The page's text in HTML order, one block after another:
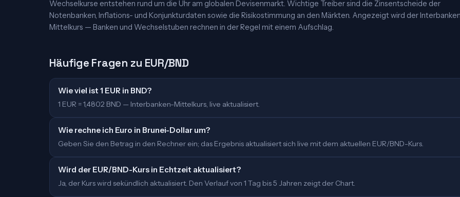
Wechselkurse entstehen rund um die Uhr am globalen Devisenmarkt. Wichtige Treiber sind die Zinsentscheide der
Notenbanken, Inflations- und Konjunkturdaten sowie die Risikostimmung an den Märkten. Angezeigt wird der
Mittelkurs — Banken und Wechselstuben rechnen in der Regel mit einem Aufschlag.
Häufige Fragen zu EUR/BND
Wie viel ist 1 EUR in BND?
1 EUR = 1,4802 BND — Interbanken-Mittelkurs, live aktualisiert.
Wie rechne ich Euro in Brunei-Dollar um?
Geben Sie den Betrag in den Rechner ein; das Ergebnis aktualisiert sich live mit dem aktuellen EUR/BND-Kurs.
Wird der EUR/BND-Kurs in Echtzeit aktualisiert?
Ja, der Kurs wird sekündlich aktualisiert. Den Verlauf von 1 Tag bis 5 Jahren zeigt der Chart.